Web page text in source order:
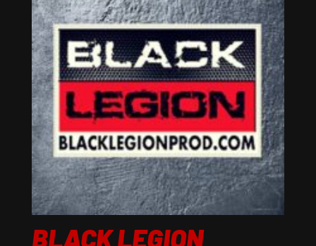
BLACK LEGION